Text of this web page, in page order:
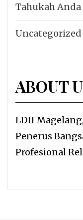
Tahukah Anda
Uncategorized
ABOUT
LDII
Penerus
Profesional